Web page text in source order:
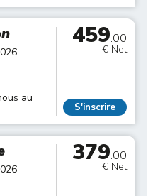
au
459.00
€ Net
S'inscrire
379.00
€ Net